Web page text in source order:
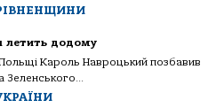
летить додому
Кароль Навроцький позбавив